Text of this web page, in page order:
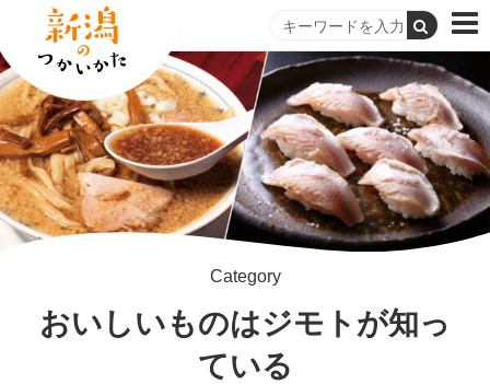
Category
おいしいものはジモトが知っ
ている